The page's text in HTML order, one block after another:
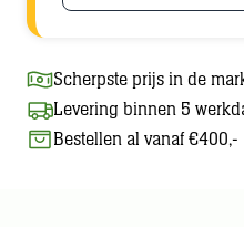
Scherpste prijs in de
Levering binnen 5
Bestellen al vanaf €400,-